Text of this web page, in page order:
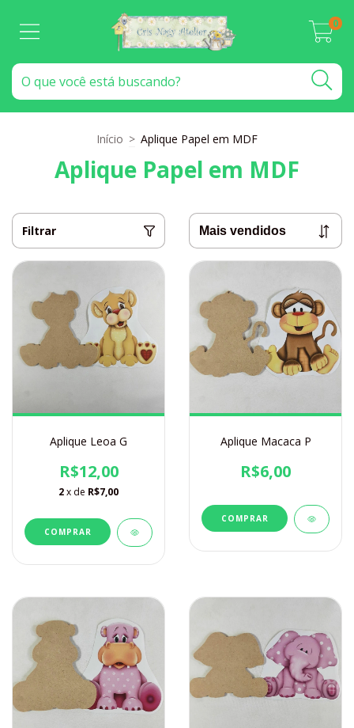
0
Início > Aplique Papel em MDF
Aplique Papel em MDF
Filtrar
Aplique Leoa G
R$12,00
2x de R$7,00
Aplique Macaca P
R$6,00